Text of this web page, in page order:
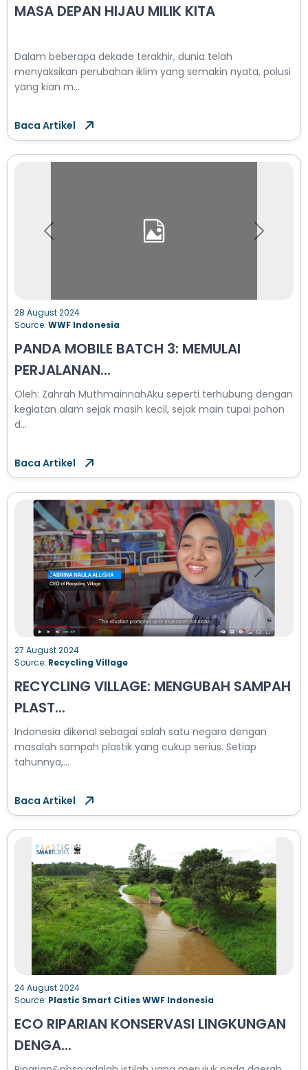
MASA DEPAN HIJAU MILIK KITA
Dalam beberapa dekade terakhir, dunia telah
menyaksikan perubahan iklim yang semakin nyata, polusi
yang kian m...
Baca Artikel
Previous Next
28 August 2024
Source: WWF Indonesia
PANDA MOBILE BATCH 3: MEMULAI
PERJALANAN...
Oleh: Zahrah MuthmainnahAku seperti terhubung dengan
kegiatan alam sejak masih kecil, sejak main tupai pohon
d...
Baca Artikel
Previous Next
27 August 2024
Source: Recycling Village
RECYCLING VILLAGE: MENGUBAH SAMPAH
PLAST...
Indonesia dikenal sebagai salah satu negara dengan
masalah sampah plastik yang cukup serius. Setiap
tahunnya,...
Baca Artikel
Previous Next
24 August 2024
Source: Plastic Smart Cities WWF Indonesia
ECO RIPARIAN KONSERVASI LINGKUNGAN
DENGA...